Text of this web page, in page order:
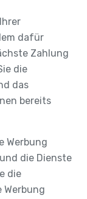
dafür
Zahlung
die
das
bereits
Werbung
die Dienste
die